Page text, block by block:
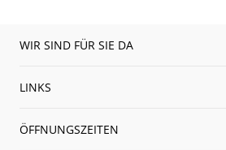
WIR SIND FÜR SIE DA
LINKS
ÖFFNUNGSZEITEN